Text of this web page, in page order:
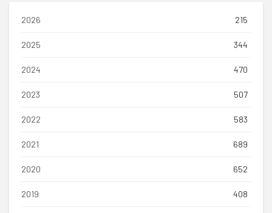
2026 215
2025 344
2024 470
2023 507
2022 583
2021 689
2020 652
2019 408